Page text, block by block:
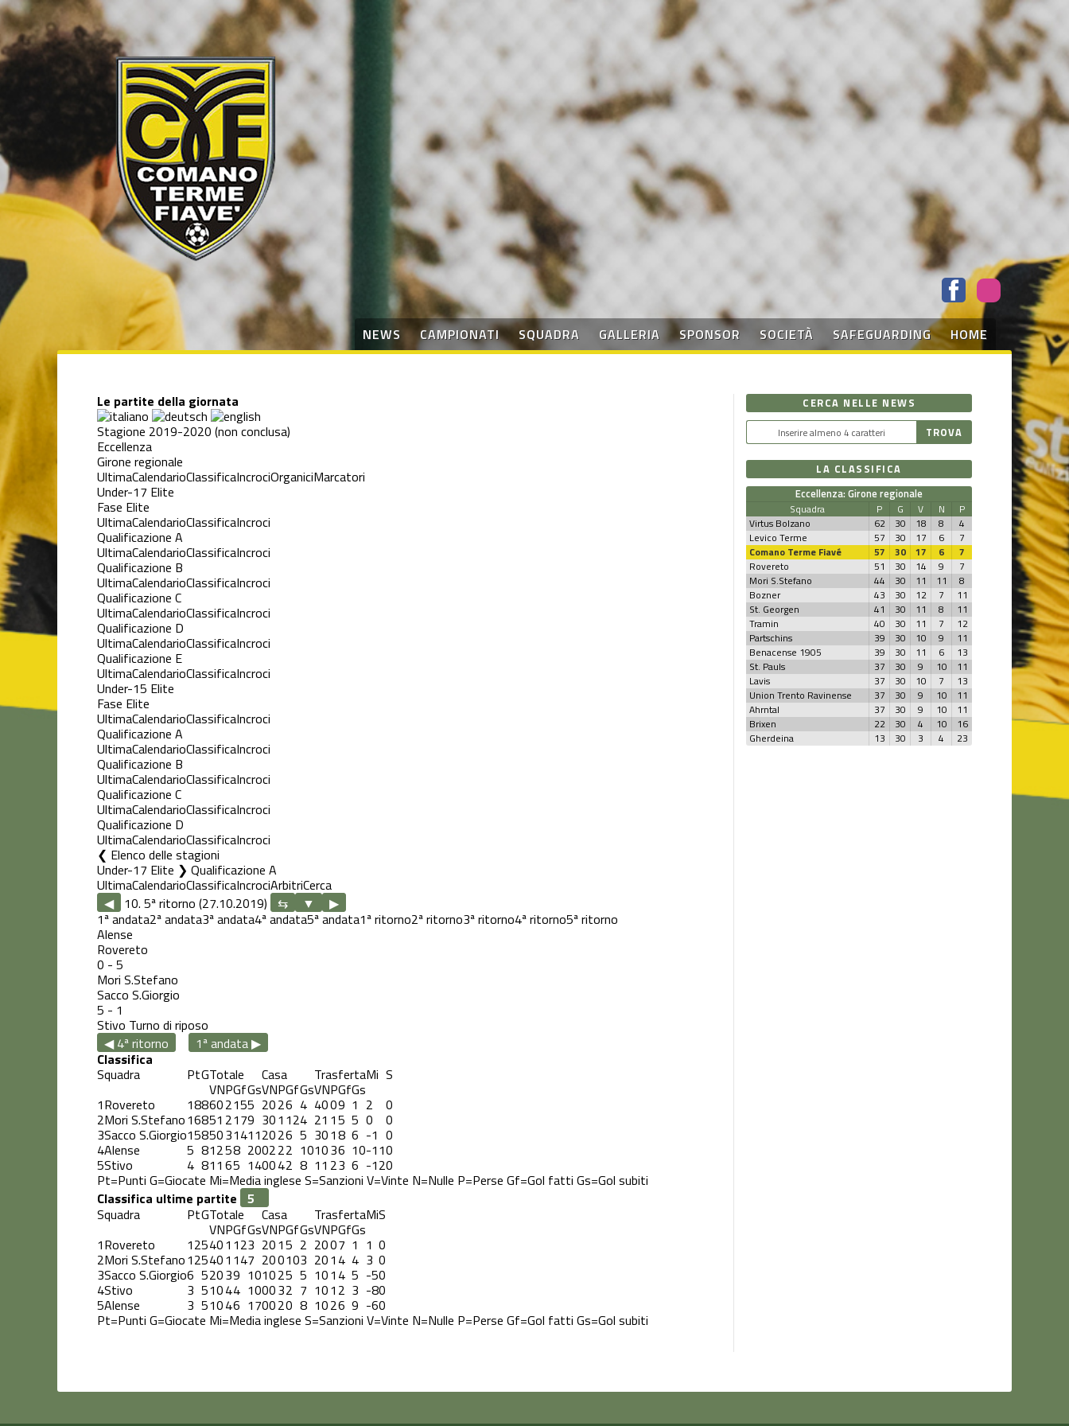
NEWS CAMPIONATI SQUADRA GALLERIA SPONSOR SOCIETÀ SAFEGUARDING HOME
Le partite della giornata
Stagione 2019-2020 (non conclusa)
Eccellenza
Girone regionale
UltimaCalendarioClassificaIncrociOrganiciMarcatori
Under-17 Elite
Fase Elite
UltimaCalendarioClassificaIncroci
Qualificazione A
UltimaCalendarioClassificaIncroci
Qualificazione B
UltimaCalendarioClassificaIncroci
Qualificazione C
UltimaCalendarioClassificaIncroci
Qualificazione D
UltimaCalendarioClassificaIncroci
Qualificazione E
UltimaCalendarioClassificaIncroci
Under-15 Elite
Fase Elite
UltimaCalendarioClassificaIncroci
Qualificazione A
UltimaCalendarioClassificaIncroci
Qualificazione B
UltimaCalendarioClassificaIncroci
Qualificazione C
UltimaCalendarioClassificaIncroci
Qualificazione D
UltimaCalendarioClassificaIncroci
Elenco delle stagioni
Under-17 Elite ❯ Qualificazione A
UltimaCalendarioClassificaIncrociArbitriCerca
◀ 10. 5ª ritorno (27.10.2019)
▶
1ª andata2ª andata3ª andata4ª andata5ª andata1ª ritorno2ª ritorno3ª ritorno4ª ritorno5ª ritorno
Alense
Rovereto
0 - 5
Mori S.Stefano
Sacco S.Giorgio
5 - 1
Stivo Turno di riposo
◀ 4ª ritorno
1ª andata ▶
Classifica
Squadra PtGTotale Casa TrasfertaMi S
VNPGfGsVNPGfGsVNPGfGs
1Rovereto 188602155 2026 4 4009 1 2 0
2Mori S.Stefano16851 2179 301 124 21 15 5 0 0
3Sacco S.Giorgio15850314112026 5 3018 6 -1 0
4Alense 5 81258 200222 101036 10-110
5Stivo 4 811 65 140042 8 11 23 6 -120
Pt=Punti G=Giocate Mi=Media inglese S=Sanzioni V=Vinte N=Nulle P=Perse Gf=Gol fatti Gs=Gol subiti
Classifica ultime partite
Squadra
PtGTotale Casa TrasfertaMiS
VNPGfGsVNPGfGsVNPGfGs
1Rovereto 125401 123 2015 2 2007 1 1 0
2Mori S.Stefano125401 147 200103 201 4 4 3 0
3Sacco S.Giorgio6 52039 101025 5 101 4 5 -50
4Stivo 3 51044 100032 7 101 2 3 -80
5Alense 3 51046 170020 8 1026 9 -60
Pt=Punti G=Giocate Mi=Media inglese S=Sanzioni V=Vinte N=Nulle P=Perse Gf=Gol fatti Gs=Gol subiti
CERCA NELLE NEWS
LA CLASSIFICA
Eccellenza: Girone regionale
Squadra P G V N
P
Virtus Bolzano
62 30 18 8
4
Levico Terme
57 30 17 6
7
Comano Terme Fiavé
57 30 17 6
7
Rovereto
51 30 14 9
7
Mori S.Stefano
44 30 11 11
8
Bozner
43 30 12 7
11
St. Georgen
41 30 11 8
11
Tramin
40 30 11 7
12
Partschins
39 30 10 9
11
Benacense 1905
39 30 11 6
13
St. Pauls
37 30 9 10
11
Lavis
37 30 10 7
13
Union Trento Ravinense
37 30 9 10
11
Ahrntal
37 30 9 10
11
Brixen
22 30 4 10
16
Gherdeina
13 30 3 4 23